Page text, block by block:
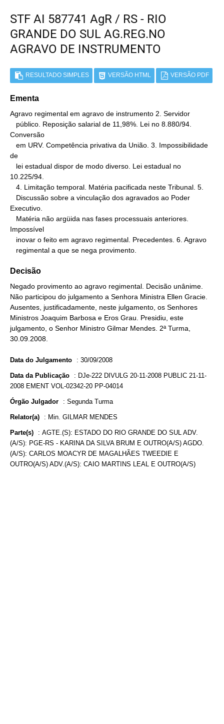
STF AI 587741 AgR / RS - RIO
GRANDE DO SUL AG.REG.NO
AGRAVO DE INSTRUMENTO
RESULTADO SIMPLES VERSÃO HTML VERSÃO PDF
Ementa
Agravo regimental em agravo de instrumento 2. Servidor
Conversão
de
10.225/94.
Executivo.
Impossível
   regimental a que se nega provimento.
Decisão
Negado provimento ao agravo regimental. Decisão unânime.
Não participou do julgamento a Senhora Ministra Ellen Gracie.
Ausentes, justificadamente, neste julgamento, os Senhores
Ministros Joaquim Barbosa e Eros Grau. Presidiu, este
julgamento, o Senhor Ministro Gilmar Mendes. 2ª Turma,
30.09.2008.
Data do Julgamento : 30/09/2008
Data da Publicação : DJe-222 DIVULG 20-11-2008 PUBLIC 21-11-
2008 EMENT VOL-02342-20 PP-04014
Órgão Julgador : Segunda Turma
Relator(a) : Min. GILMAR MENDES
Parte(s) : AGTE.(S): ESTADO DO RIO GRANDE DO SUL ADV.
(A/S): PGE-RS - KARINA DA SILVA BRUM E OUTRO(A/S) AGDO.
(A/S): CARLOS MOACYR DE MAGALHÃES TWEEDIE E
OUTRO(A/S) ADV.(A/S): CAIO MARTINS LEAL E OUTRO(A/S)